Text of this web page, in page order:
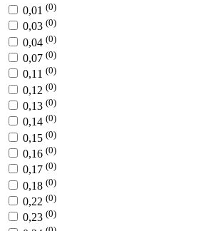
0,01 (0)
0,03 (0)
0,04 (0)
0,07 (0)
0,11 (0)
0,12 (0)
0,13 (0)
0,14 (0)
0,15 (0)
0,16 (0)
0,17 (0)
0,18 (0)
0,22 (0)
0,23 (0)